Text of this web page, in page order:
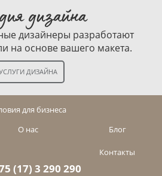
дизайна
дизайнеры разработают
на основе вашего макета.
для бизнеса
О нас Блог
Контакты
(17) 3 290 290